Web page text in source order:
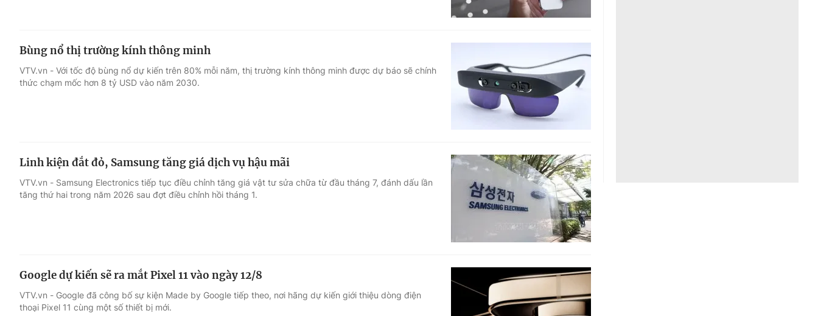
Điện ảnh
Âm nhạc
Sao
Làm đẹp
Chất lượng cuộc sống
Học trực tuyến
Công nghệ
Hitech Công nghệ tương lai
Sản phẩm
Thị trường
Tư vấn
Bùng nổ thị trường kính thông minh
VTV.vn - Với tốc độ bùng nổ dự kiến trên 80% mỗi năm, thị trường kính thông minh được dự báo sẽ chính
thức chạm mốc hơn 8 tỷ USD vào năm 2030.
Linh kiện đắt đỏ, Samsung tăng giá dịch vụ hậu mãi
VTV.vn - Samsung Electronics tiếp tục điều chỉnh tăng giá vật tư sửa chữa từ đầu tháng 7, đánh dấu lần
tăng thứ hai trong năm 2026 sau đợt điều chỉnh hồi tháng 1.
Google dự kiến sẽ ra mắt Pixel 11 vào ngày 12/8
VTV.vn - Google đã công bố sự kiện Made by Google tiếp theo, nơi hãng dự kiến giới thiệu dòng điện
thoại Pixel 11 cùng một số thiết bị mới.